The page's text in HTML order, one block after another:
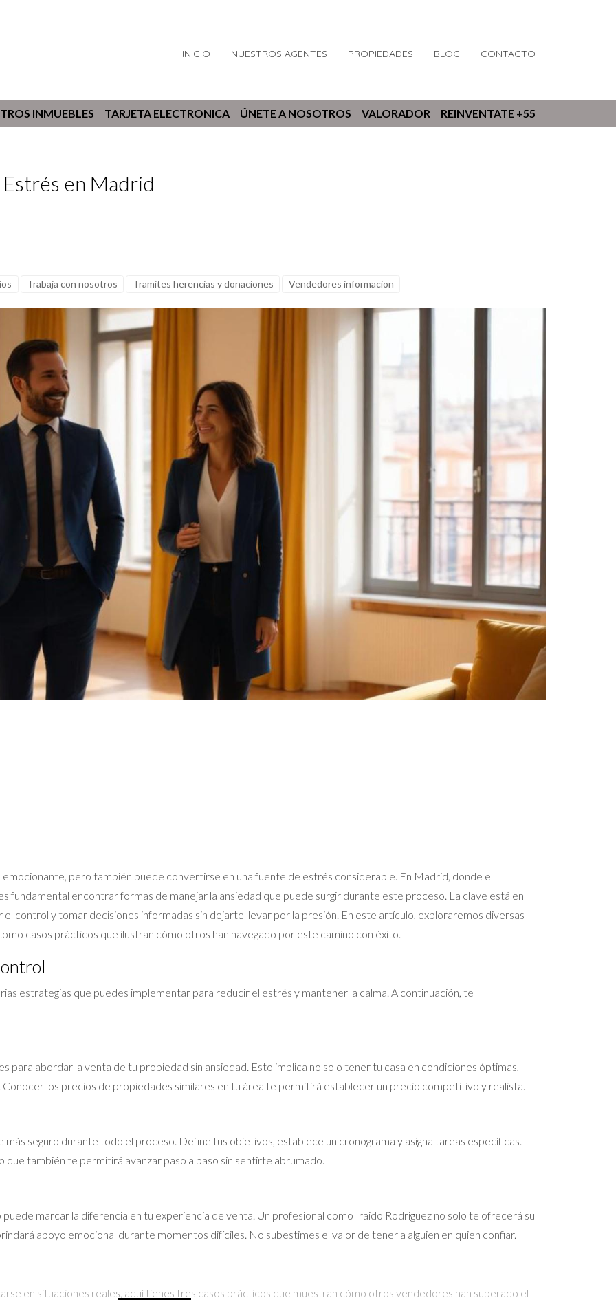
INICIO NUESTROS AGENTES PROPIEDADES BLOG CONTACTO
INMUEBLES TARJETA ELECTRONICA ÚNETE A NOSOTROS VALORADOR REINVENTATE +55
en Madrid
Trabaja con nosotros Tramites herencias y donaciones Vendedores informacion
pero también puede convertirse en una fuente de estrés considerable. En Madrid, donde el
fundamental encontrar formas de manejar la ansiedad que puede surgir durante este proceso. La clave está en
control y tomar decisiones informadas sin dejarte llevar por la presión. En este artículo, exploraremos diversas
casos prácticos que ilustran cómo otros han navegado por este camino con éxito.
estrategias que puedes implementar para reducir el estrés y mantener la calma. A continuación, te
para abordar la venta de tu propiedad sin ansiedad. Esto implica no solo tener tu casa en condiciones óptimas,
los precios de propiedades similares en tu área te permitirá establecer un precio competitivo y realista.
seguro durante todo el proceso. Define tus objetivos, establece un cronograma y asigna tareas específicas.
que también te permitirá avanzar paso a paso sin sentirte abrumado.
marcar la diferencia en tu experiencia de venta. Un profesional como Iraido Rodriguez no solo te ofrecerá su
apoyo emocional durante momentos difíciles. No subestimes el valor de tener a alguien en quien confiar.
en situaciones reales, aquí tienes tres casos prácticos que muestran cómo otros vendedores han superado el